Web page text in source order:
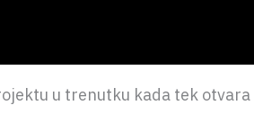
u trenutku kada tek otvara